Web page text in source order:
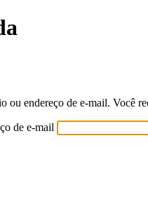
ou endereço de e-mail. Você
de e-mail